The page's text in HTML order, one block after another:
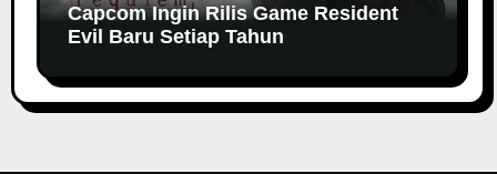
Capcom Ingin Rilis Game Resident
Evil Baru Setiap Tahun